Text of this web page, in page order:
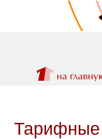
Тарифные